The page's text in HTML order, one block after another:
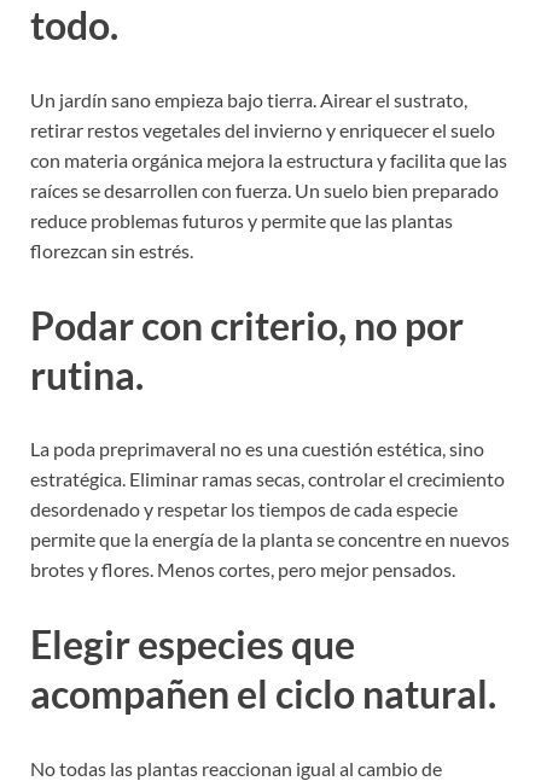
todo.
Un jardín sano empieza bajo tierra. Airear el sustrato,
retirar restos vegetales del invierno y enriquecer el suelo
con materia orgánica mejora la estructura y facilita que las
raíces se desarrollen con fuerza. Un suelo bien preparado
reduce problemas futuros y permite que las plantas
florezcan sin estrés.
Podar con criterio, no por
rutina.
La poda preprimaveral no es una cuestión estética, sino
estratégica. Eliminar ramas secas, controlar el crecimiento
desordenado y respetar los tiempos de cada especie
permite que la energía de la planta se concentre en nuevos
brotes y flores. Menos cortes, pero mejor pensados.
Elegir especies que
acompañen el ciclo natural.
No todas las plantas reaccionan igual al cambio de